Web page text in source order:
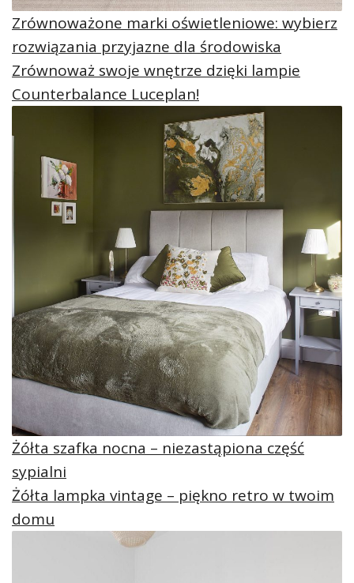
Zrównoważone marki oświetleniowe: wybierz
rozwiązania przyjazne dla środowiska
Zrównoważ swoje wnętrze dzięki lampie
Counterbalance Luceplan!
Żółta szafka nocna – niezastąpiona część
sypialni
Żółta lampka vintage – piękno retro w twoim
domu